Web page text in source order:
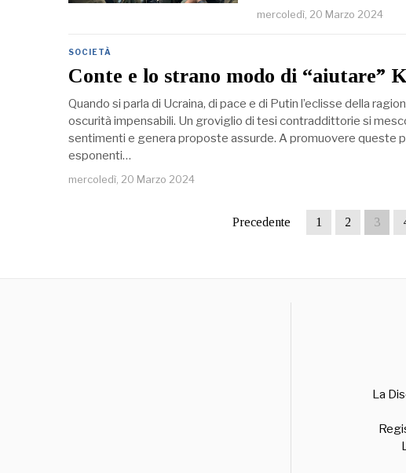
mercoledì, 20 Marzo 2024
SOCIETÀ
Conte e lo strano modo di “aiutare”
Quando si parla di Ucraina, di pace e di Putin l’eclisse della
oscurità impensabili. Un groviglio di tesi contraddittorie si
sentimenti e genera proposte assurde. A promuovere queste
esponenti…
mercoledì, 20 Marzo 2024
Precedente 1 2 3
La